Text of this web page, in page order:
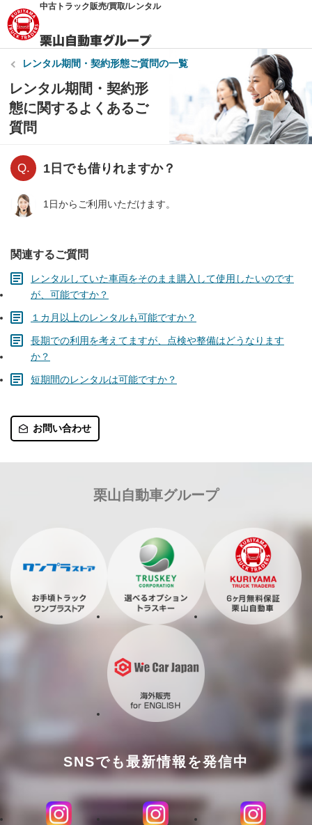
中古トラック販売/買取/レンタル
レンタル期間・契約形態ご質問の一覧
レンタル期間・契約形
態に関するよくあるご
質問
1日でも借りれますか？
1日からご利用いただけます。
関連するご質問
レンタルしていた車両をそのまま購入して使用したいのです
が、可能ですか？
１カ月以上のレンタルも可能ですか？
長期での利用を考えてますが、点検や整備はどうなります
か？
短期間のレンタルは可能ですか？
お問い合わせ
栗山自動車グループ
SNSでも最新情報を発信中